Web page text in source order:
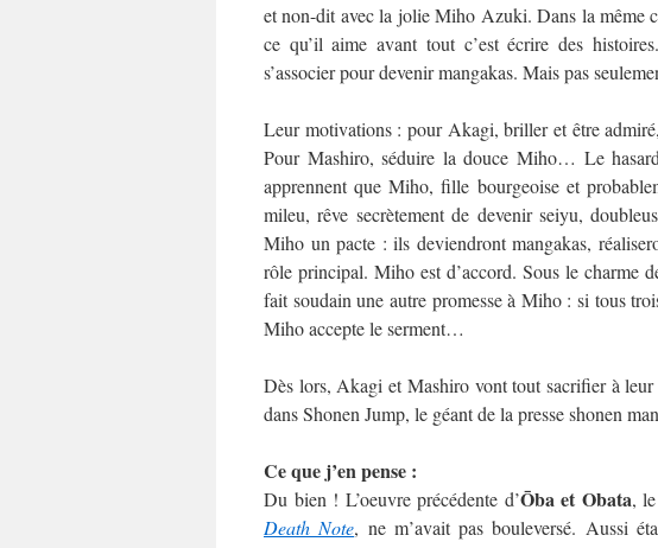
et non-dit avec la jolie Miho Azuki. Dans la même
ce qu’il aime avant tout c’est écrire des
s’associer pour devenir mangakas. Mais pas
Leur motivations : pour Akagi, briller et être
Pour Mashiro, séduire la douce Miho… Le
apprennent que Miho, fille bourgeoise et
mileu, rêve secrètement de devenir seiyu,
Miho un pacte : ils deviendront mangakas,
rôle principal. Miho est d’accord. Sous le charme
fait soudain une autre promesse à Miho : si tous
Miho accepte le serment…
Dès lors, Akagi et Mashiro vont tout sacrifier à
dans Shonen Jump, le géant de la presse shonen
Ce que j’en pense :
Du bien ! L’oeuvre précédente d’Ōba et Obata,
Death Note, ne m’avait pas bouleversé. Aussi